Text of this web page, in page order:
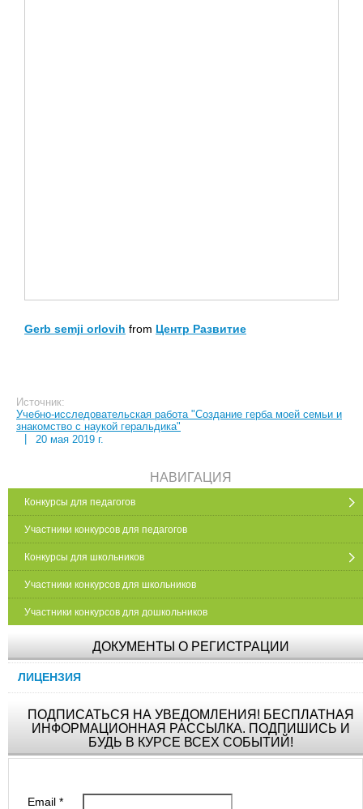
Gerb semji orlovih from Центр Развитие
Источник:
Учебно-исследовательская работа "Создание герба моей семьи и
знакомство с наукой геральдика"
|
20 мая 2019 г.
НАВИГАЦИЯ
Конкурсы для педагогов
Участники конкурсов для педагогов
Конкурсы для школьников
Участники конкурсов для школьников
Участники конкурсов для дошкольников
ДОКУМЕНТЫ О РЕГИСТРАЦИИ
ЛИЦЕНЗИЯ
ПОДПИСАТЬСЯ НА УВЕДОМЛЕНИЯ! БЕСПЛАТНАЯ
ИНФОРМАЦИОННАЯ РАССЫЛКА. ПОДПИШИСЬ И
БУДЬ В КУРСЕ ВСЕХ СОБЫТИЙ!
Email*